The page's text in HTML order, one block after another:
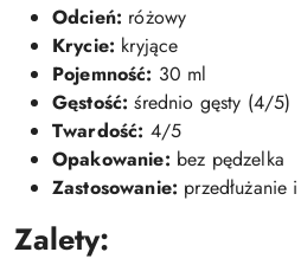
Odcień: różowy
Krycie: kryjące
Pojemność: 30 ml
Gęstość: średnio gęsty (4/5)
Twardość: 4/5
Opakowanie: bez pędzelka
Zastosowanie: przedłużanie
Zalety: